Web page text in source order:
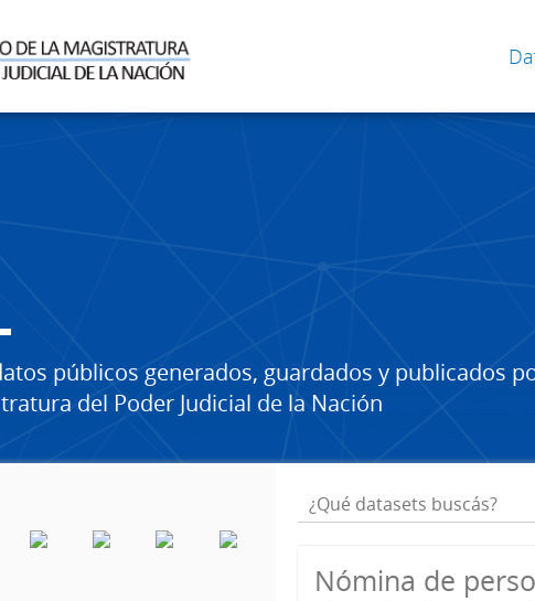
públicos generados, guardados y publicados
del Poder Judicial de la Nación
Nómina de